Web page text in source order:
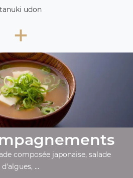
tanuki udon
+
composée japonaise, salade
d'algues, ...